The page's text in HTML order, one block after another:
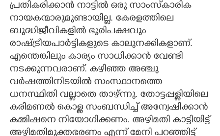
പ്രതികരിക്കാൻ നാട്ടിൽ ഒരു സാംസ്‌കാരിക
നായകന്മാരുമുണ്ടായില്ല. കേരളത്തിലെ
ബുദ്ധിജീവികളിൽ ഭൂരിപക്ഷവും
രാഷ്ട്രീയപാർട്ടികളുടെ കാലുനക്കികളാണ്.
എന്തെങ്കിലും കാര്യം സാധിക്കാൻ വേണ്ടി
നടക്കുന്നവരാണ്. കഴിഞ്ഞ അഞ്ചു
വർഷത്തിനിടയിൽ സംസ്ഥാനത്തെ
ധനസ്ഥിതി വല്ലാതെ താഴ്ന്നു. തോട്ടപ്പള്ളിയിലെ
കരിമണൽ കൊള്ള സംബന്ധിച്ച് അന്വേഷിക്കാൻ
കമ്മിഷനെ നിയോഗിക്കണം. അഴിമതി കാട്ടിയിട്ട്
അഴിമതിമുക്തഭരണം എന്ന് മേനി പറഞ്ഞിട്ട്